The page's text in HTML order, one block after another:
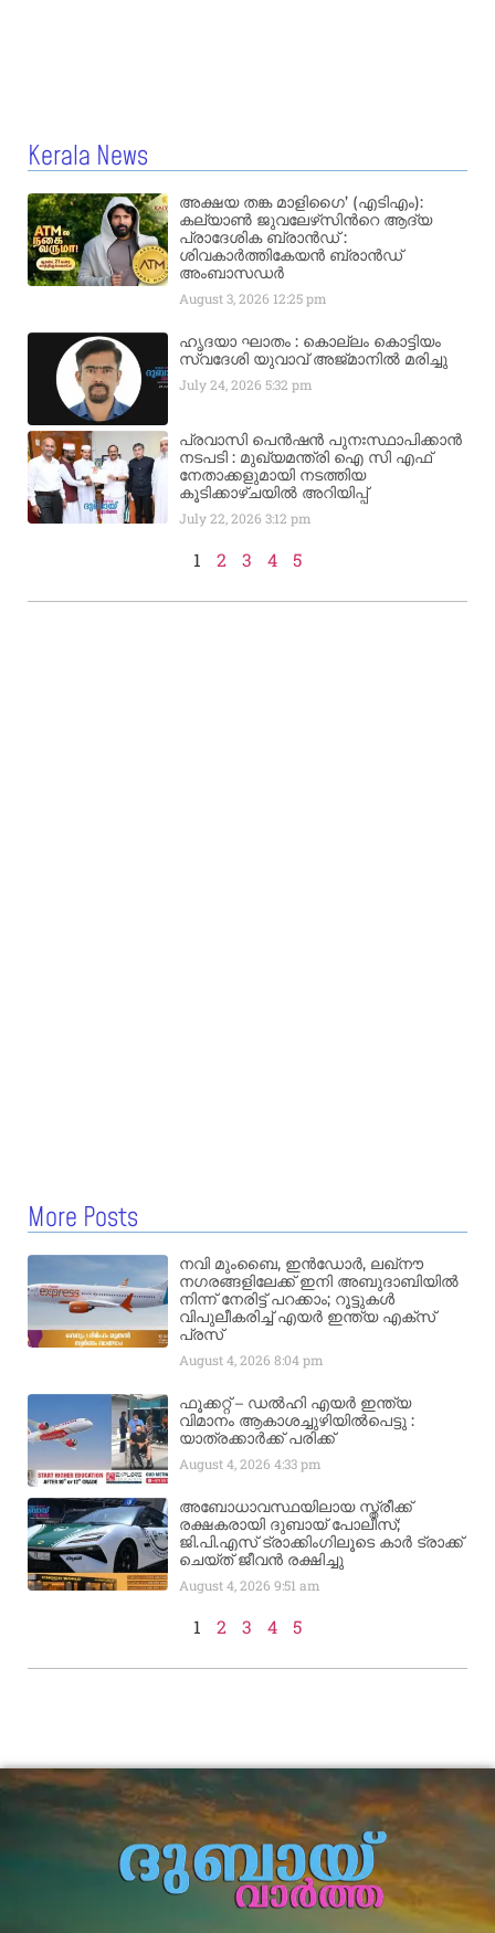
Kerala News
അക്ഷയ തങ്ക മാളിഗൈ’ (എടിഎം):
കല്യാണ്‍ ജുവലേഴ്‌സിന്‍റെ ആദ്യ
പ്രാദേശിക ബ്രാന്‍ഡ് :
ശിവകാര്‍ത്തികേയന്‍ ബ്രാന്‍ഡ്
അംബാസഡര്‍
August 3, 2026 12:25 pm
ഹൃദയാ ഘാതം : കൊല്ലം കൊട്ടിയം
സ്വദേശി യുവാവ് അജ്മാനിൽ മരിച്ചു
July 24, 20265:32 pm
പ്രവാസി പെൻഷൻ പുനഃസ്ഥാപിക്കാൻ
നടപടി : മുഖ്യമന്ത്രി ഐ സി എഫ്
നേതാക്കളുമായി നടത്തിയ
കൂടിക്കാഴ്ചയിൽ അറിയിപ്പ്
July 22, 20263:12 pm
1 2 3 4 5
More Posts
നവി മുംബൈ, ഇൻഡോർ, ലഖ്നൗ
നഗരങ്ങളിലേക്ക് ഇനി അബുദാബിയിൽ
നിന്ന് നേരിട്ട് പറക്കാം; റൂട്ടുകൾ
വിപുലീകരിച്ച് എയർ ഇന്ത്യ എക്സ്
പ്രസ്
August 4, 20268:04 pm
ഫൂക്കറ്റ് – ഡൽഹി എയര്‍ ഇന്ത്യ
വിമാനം ആകാശച്ചുഴിയില്‍പെട്ടു :
യാത്രക്കാര്‍ക്ക് പരിക്ക്
August 4, 20264:33 pm
അബോധാവസ്ഥയിലായ സ്ത്രീക്ക്
രക്ഷകരായി ദുബായ് പോലീസ്;
ജി.പി.എസ് ട്രാക്കിംഗിലൂടെ കാർ ട്രാക്ക്
ചെയ്ത് ജീവൻ രക്ഷിച്ചു
August 4, 20269:51 am
1 2 3 4 5